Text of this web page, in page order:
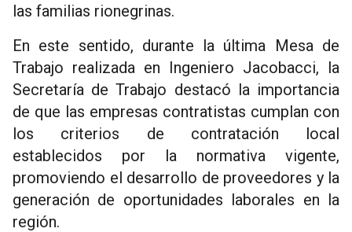
las familias rionegrinas.
En este sentido, durante la última Mesa de
Trabajo realizada en Ingeniero Jacobacci, la
Secretaría de Trabajo destacó la importancia
de que las empresas contratistas cumplan con
los criterios de contratación local
establecidos por la normativa vigente,
promoviendo el desarrollo de proveedores y la
generación de oportunidades laborales en la
región.